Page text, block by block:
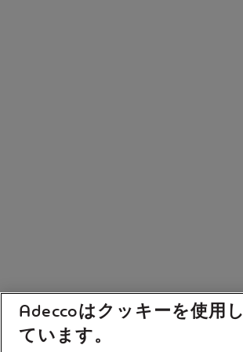
Adeccoはクッキーを使用し
ています。